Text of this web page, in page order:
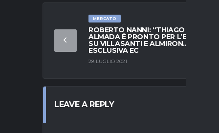
MERCATO
ROBERTO NANNI: “THIAGO
ALMADA È PRONTO PER L’EUROPA.
SU VILLASANTI E ALMIRON…” –
ESCLUSIVA EC
28 LUGLIO 2021
LEAVE A REPLY